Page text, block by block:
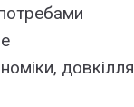
довкілля